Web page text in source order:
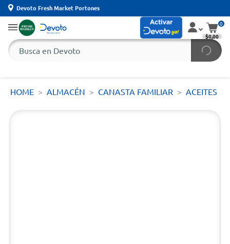
Devoto Fresh Market Portones
0
$0,00
HOME ALMACÉN CANASTA FAMILIAR ACEITES